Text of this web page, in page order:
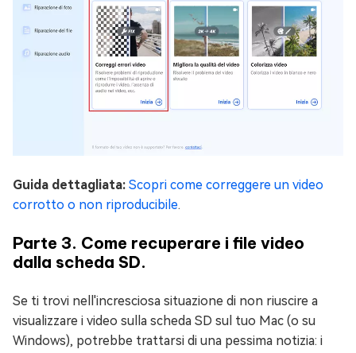
Guida dettagliata: Scopri come correggere un video
corrotto o non riproducibile.
Parte 3. Come recuperare i file video
dalla scheda SD.
Se ti trovi nell'incresciosa situazione di non riuscire a
visualizzare i video sulla scheda SD sul tuo Mac (o su
Windows), potrebbe trattarsi di una pessima notizia: i